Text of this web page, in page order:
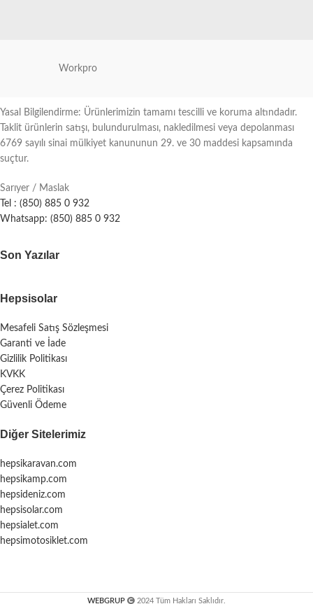
Workpro
Yasal Bilgilendirme: Ürünlerimizin tamamı tescilli ve koruma altındadır.
Taklit ürünlerin satışı, bulundurulması, nakledilmesi veya depolanması
6769 sayılı sinai mülkiyet kanununun 29. ve 30 maddesi kapsamında
suçtur.
Sarıyer / Maslak
Tel : (850) 885 0 932
Whatsapp: (850) 885 0 932
Son Yazılar
Hepsisolar
Mesafeli Satış Sözleşmesi
Garanti ve İade
Gizlilik Politikası
KVKK
Çerez Politikası
Güvenli Ödeme
Diğer Sitelerimiz
hepsikaravan.com
hepsikamp.com
hepsideniz.com
hepsisolar.com
hepsialet.com
hepsimotosiklet.com
WEBGRUP 2024 Tüm Hakları Saklıdır.